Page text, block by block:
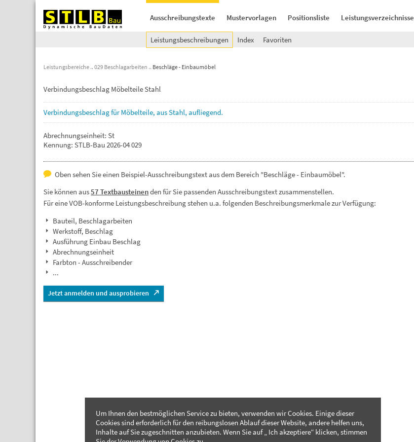
Ausschreibungstexte Mustervorlagen Positionsliste Leistungsverzeichnisse
Leistungsbeschreibungen Index Favoriten
Leistungsbereiche 029 Beschlagarbeiten Beschläge - Einbaumöbel
Verbindungsbeschlag Möbelteile Stahl
VerbindungsbeschlagfürMöbelteile, ausStahl, aufliegend.
Abrechnungseinheit: St
Kennung: STLB-Bau 2026-04 029
Oben sehen Sie einen Beispiel-Ausschreibungstext aus dem Bereich "Beschläge - Einbaumöbel".
Sie können aus57 Textbausteinenden für Sie passenden Ausschreibungstext zusammenstellen.
Für eine VOB-konforme Leistungsbeschreibung stehen u.a. folgenden Beschreibungsmerkmale zur Verfügung:
Bauteil, Beschlagarbeiten
Werkstoff, Beschlag
Ausführung Einbau Beschlag
Abrechnungseinheit
Farbton - Ausschreibender
...
Jetzt anmelden und ausprobieren
Um Ihnen den bestmöglichen Service zu bieten, verwenden wir Cookies. Einige dieser
Cookies sind erforderlich für den reibungslosen Ablauf dieser Website, andere helfen uns,
Inhalte auf Sie zugeschnitten anzubieten. Wenn Sie auf „ Ich akzeptiere“ klicken, stimmen